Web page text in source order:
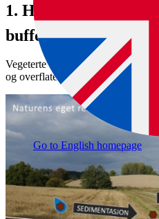
Go to English homepage
1. Hvorfor trenger vi
buffersoner?
Vegeterte buffersoner er
og overflatevann.